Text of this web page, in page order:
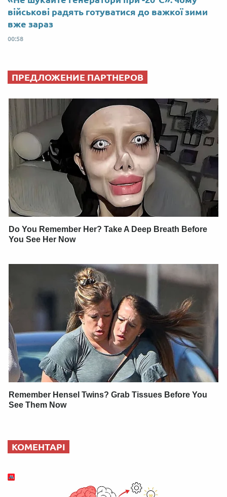
військові радять готуватися до важкої зими
вже зараз
00:58
ПРЕДЛОЖЕНИЕ ПАРТНЕРОВ
Do You Remember Her? Take A Deep Breath Before
You See Her Now
Remember Hensel Twins? Grab Tissues Before You
See Them Now
КОМЕНТАРІ